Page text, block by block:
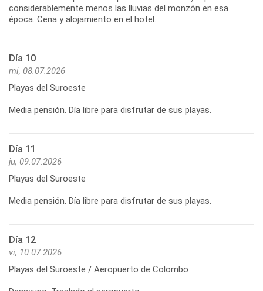
considerablemente menos las lluvias del monzón en esa
Día 10
mi, 08.07.2026
Playas del Suroeste
Media pensión. Día libre para disfrutar de sus playas.
Día 11
ju, 09.07.2026
Playas del Suroeste
Media pensión. Día libre para disfrutar de sus playas.
Día 12
vi, 10.07.2026
Playas del Suroeste / Aeropuerto de Colombo